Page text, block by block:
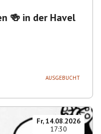
🍻 in der Havel
AUSGEBUCHT
Fr, 14.08.2026
17:30